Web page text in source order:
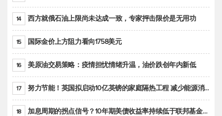
14 西方就俄石油上限尚未达成一致，专家抨击限价是无用功
15 国际金价上方阻力看向1758美元
16 美原油交易策略：疫情担忧情绪升温，油价跌创年内新低
17 努力节能！英国拟启动10亿英镑的家庭隔热工程 减少能源消耗
18 加息周期的拐点信号？10年期美债收益率持续低于联邦基金利率目标区间